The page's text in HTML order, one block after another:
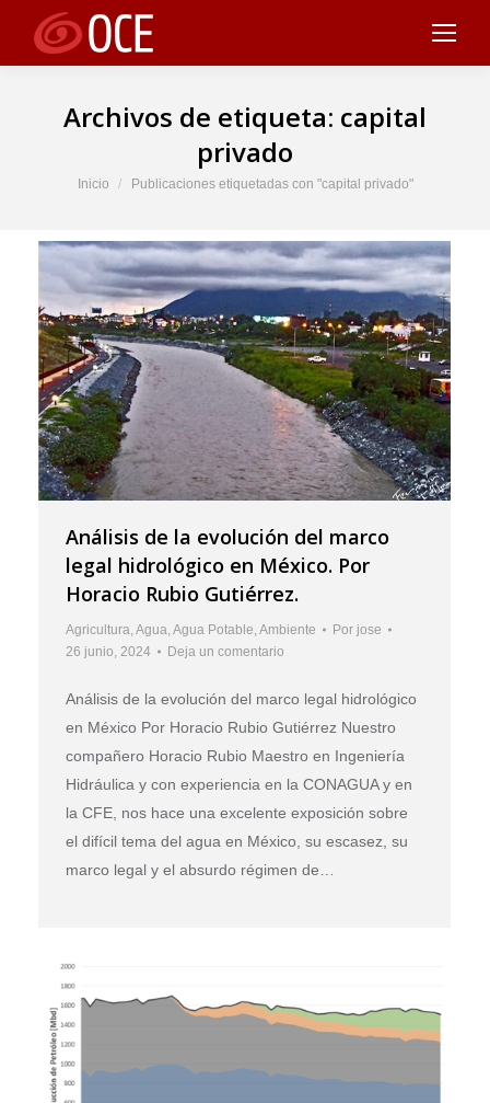
Archivos de etiqueta: capital
privado
Estás aquí:
Inicio Publicaciones etiquetadas con "capital privado"
Análisis de la evolución del marco
legal hidrológico en México. Por
Horacio Rubio Gutiérrez.
Agricultura Agua Agua Potable Ambiente Por jose
26 junio, 2024
Deja un comentario
Análisis de la evolución del marco legal hidrológico
en México Por Horacio Rubio Gutiérrez Nuestro
compañero Horacio Rubio Maestro en Ingeniería
Hidráulica y con experiencia en la CONAGUA y en
la CFE, nos hace una excelente exposición sobre
el difícil tema del agua en México, su escasez, su
marco legal y el absurdo régimen de…